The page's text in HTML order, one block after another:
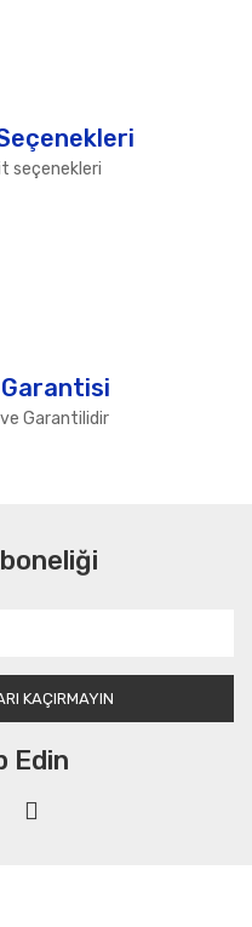
seçenekleri
Garantilidir
KAÇIRMAYIN
Edin